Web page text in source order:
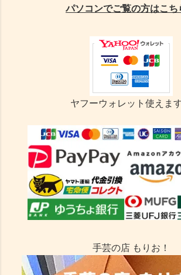
パソコンでご覧の方はこち
ヤフーウォレット使えます
手芸の店 もりお！